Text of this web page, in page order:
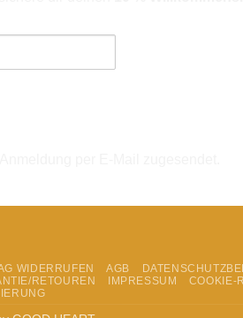
WIDERRUFEN AGB
RETOUREN IMPRESSUM COOKIE-